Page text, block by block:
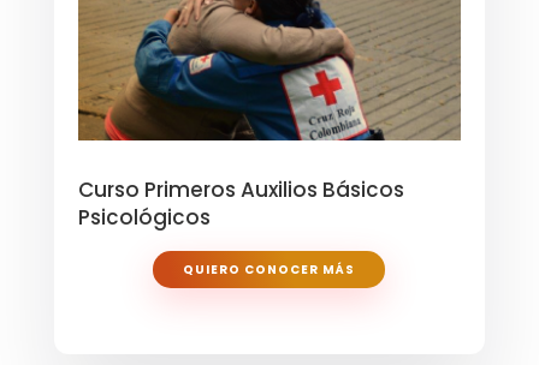
Curso Primeros Auxilios Básicos
Psicológicos
QUIERO CONOCER MÁS